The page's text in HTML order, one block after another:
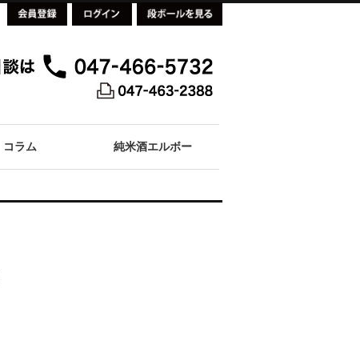
コラム 純米酒エルボー